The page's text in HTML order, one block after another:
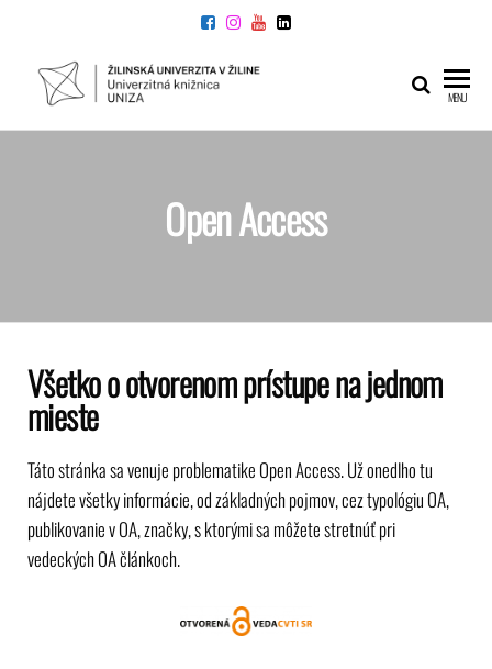
UNIVERZITNÁ
KNIŽNICA
MENU
Open Access
Všetko o otvorenom prístupe na jednom
mieste
Táto stránka sa venuje problematike Open Access. Už onedlho tu
nájdete všetky informácie, od základných pojmov, cez typológiu OA,
publikovanie v OA, značky, s ktorými sa môžete stretnúť pri
vedeckých OA článkoch.